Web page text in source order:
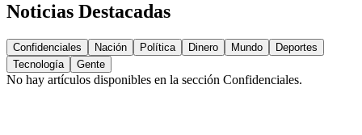
Noticias Destacadas
Confidenciales Nación Política Dinero Mundo
Deportes
Tecnología
Gente
No hay artículos disponibles en la sección Confidenciales.